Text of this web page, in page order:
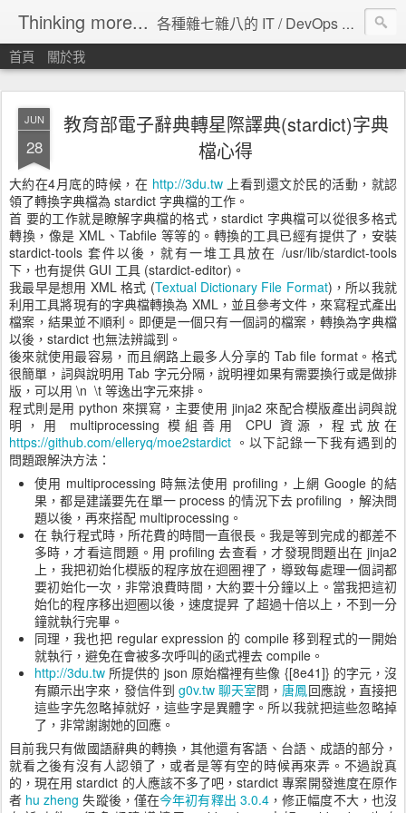
Thinking more... 各種雜七雜八的 IT / DevOps 工具 / 程式設計 / 雲端服務分享。
首頁 關於我
JUN
28
教育部電子辭典轉星際譯典(stardict)字典
檔心得
大約在4月底的時候，在 http://3du.tw上看到還文於民的活動，就認
領了轉換字典檔為 stardict 字典檔的工作。
首 要的工作就是瞭解字典檔的格式，stardict 字典檔可以從很多格式
轉換，像是 XML、Tabfile 等等的。轉換的工具已經有提供了，安裝
stardict-tools 套件以後，就有一堆工具放在 /usr/lib/stardict-tools
下，也有提供 GUI 工具 (stardict-editor)。
我最早是想用 XML 格式 (Textual Dictionary File Format)，所以我就
利用工具將現有的字典檔轉換為 XML，並且參考文件，來寫程式產出
檔案，結果並不順利。即便是一個只有一個詞的檔案，轉換為字典檔
以後，stardict 也無法辨識到。
後來就使用最容易，而且網路上最多人分享的 Tab file format。格式
很簡單，詞與說明用 Tab 字元分隔，說明裡如果有需要換行或是做排
版，可以用 \n \t 等逸出字元來排。
程式則是用 python 來撰寫，主要使用 jinja2 來配合模版產出詞與說
明，用 multiprocessing 模組善用 CPU 資源，程式放在
https://github.com/elleryq/moe2stardict 。以下記錄一下我有遇到的
問題跟解決方法：
使用 multiprocessing 時無法使用 profiling，上網 Google 的結
果，都是建議要先在單一 process 的情況下去 profiling ，解決問
題以後，再來搭配 multiprocessing。
在 執行程式時，所花費的時間一直很長。我是等到完成的都差不
多時，才看這問題。用 profiling 去查看，才發現問題出在 jinja2
上，我把初始化模版的程序放在迴圈裡了，導致每處理一個詞都
要初始化一次，非常浪費時間，大約要十分鐘以上。當我把這初
始化的程序移出迴圈以後，速度提昇 了超過十倍以上，不到一分
鐘就執行完畢。
同理，我也把 regular expression 的 compile 移到程式的一開始
就執行，避免在會被多次呼叫的函式裡去 compile。
http://3du.tw 所提供的 json 原始檔裡有些像 {[8e41]} 的字元，沒
有顯示出字來，發信件到 g0v.tw 聊天室問， 唐鳳回應說，直接把
這些字先忽略掉就好，這些字是異體字。所以我就把這些忽略掉
了，非常謝謝她的回應。
目前我只有做國語辭典的轉換，其他還有客語、台語、成語的部分，
就看之後有沒有人認領了，或者是等有空的時候再來弄。不過說真
的，現在用 stardict 的人應該不多了吧，stardict 專案開發進度在原作
者 hu zheng 失蹤後，僅在今年初有釋出 3.0.4，修正幅度不大，也沒